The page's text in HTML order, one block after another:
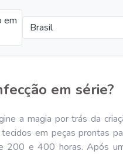
em
Brasil
em série?
a magia por trás da
em peças prontas
200 e 400 horas. Após